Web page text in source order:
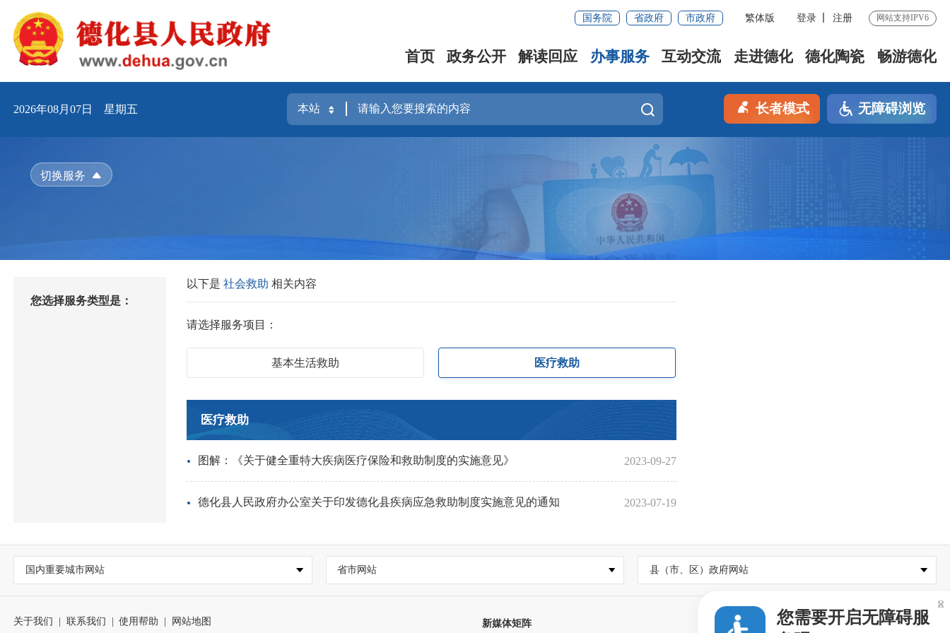
国务院 省政府 市政府 繁体版 登录 注册 网站支持IPV6
首页 政务公开 解读回应 办事服务 互动交流 走进德化 德化陶瓷 畅游德化
2026年08月07日 星期五 长者模式 无障碍浏览
切换服务
您选择服务类型是：
以下是社会救助相关内容
请选择服务项目：
基本生活救助 医疗救助
医疗救助
图解：《关于健全重特大疾病医疗保险和救助制度的实施意见》 2023-09-27
德化县人民政府办公室关于印发德化县疾病应急救助制度实施意见的通知 2023-07-19
国内重要城市网站 省市网站 县（市、区）政府网站
关于我们 联系我们 使用帮助 网站地图 新媒体矩阵
您需要开启无障碍服
